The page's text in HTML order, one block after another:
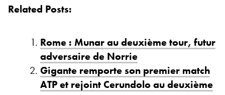
Related Posts:
Rome : Munar au deuxième tour, futur
adversaire de Norrie
Gigante remporte son premier match
ATP et rejoint Cerundolo au deuxième